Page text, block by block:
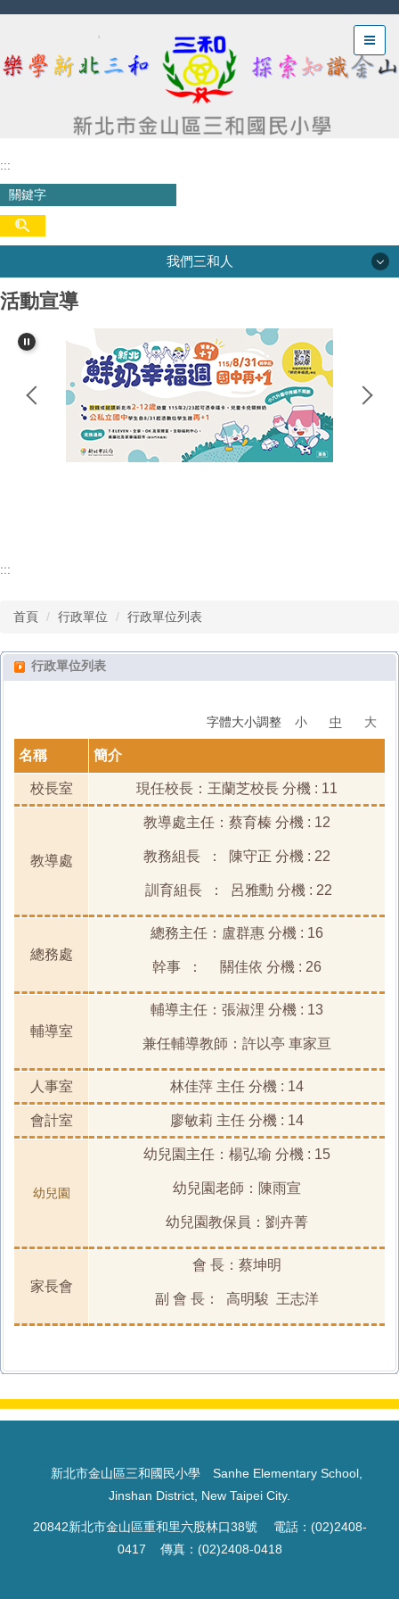
跳
要
:::
我們三和人
三和沿革
活動宣導
:::
首頁 行政單位 行政單位列表
行政單位列表
字體大小調整 小 中 大
名稱 簡介
校長室 現任校長：王蘭芝校長 分機 : 11
教導處
教導處主任：蔡育榛 分機 : 12
教務組長 ： 陳守正 分機 : 22
訓育組長 ： 呂雅勳 分機 : 22
總務處
總務主任：盧群惠 分機 : 16
幹事 ： 關佳依 分機 : 26
輔導室
輔導主任：張淑浬 分機 : 13
兼任輔導教師：許以亭 車家亘
人事室 林佳萍 主任 分機 : 14
會計室 廖敏莉 主任 分機 : 14
幼兒園
幼兒園主任：楊弘瑜 分機 : 15
幼兒園老師：陳雨宣
幼兒園教保員：劉卉菁
家長會
會 長：蔡坤明
副 會 長： 高明駿 王志洋
::: 新北市金山區三和國民小學 Sanhe Elementary School,
Jinshan District, New Taipei City.
20842新北市金山區重和里六股林口38號 電話：(02)2408-
0417 傳真：(02)2408-0418